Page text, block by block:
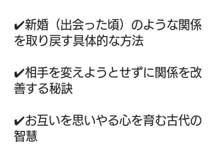
✔️新婚（出会った頃）のような関係
を取り戻す具体的な方法
✔️相手を変えようとせずに関係を改
善する秘訣
​✔️お互いを思いやる心を育む古代の
智慧